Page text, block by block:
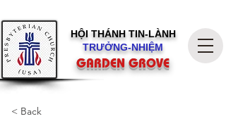
HỘI THÁNH TIN-LÀNH
TRƯỞNG-NHIỆM
GARDEN GROVE
< Back